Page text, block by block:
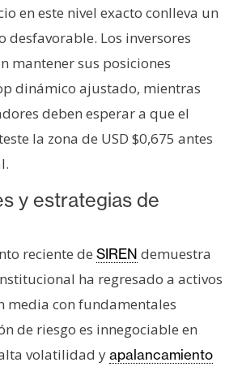
en este nivel exacto conlleva un
desfavorable. Los inversores
mantener sus posiciones
dinámico ajustado, mientras
deben esperar a que el
la zona de USD $0,675 antes
y estrategias de
reciente de SIREN demuestra
ha regresado a activos
media con fundamentales
de riesgo es innegociable en
volatilidad yapalancamiento